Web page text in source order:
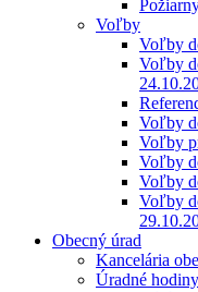
Voľby
Voľby
Voľby
Voľby
Voľby
Voľby
Voľby
Voľby
Obecný úrad
Kancelária
Úradné hodiny